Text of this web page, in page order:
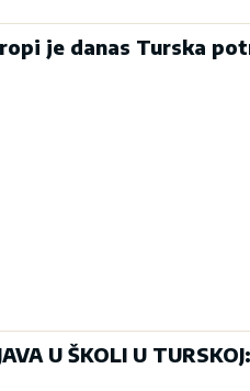
je danas Turska
U ŠKOLI U